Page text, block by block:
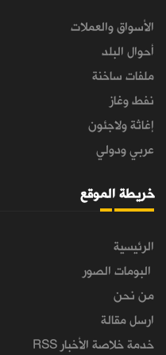
الأسواق والعملات
أحوال البلد
ملفات ساخنة
نفط وغاز
إغاثة ولاجئون
عربي ودولي
خريطة الموقع
الرئيسية
البومات الصور
من نحن
ارسل مقالة
خدمة خلاصة الأخبار RSS